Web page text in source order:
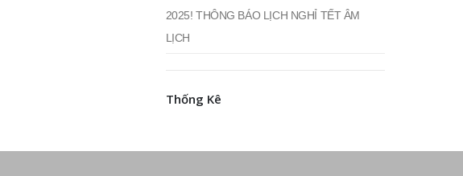
2025! THÔNG BÁO LỊCH NGHỈ TẾT ÂM
LỊCH
Thống Kê